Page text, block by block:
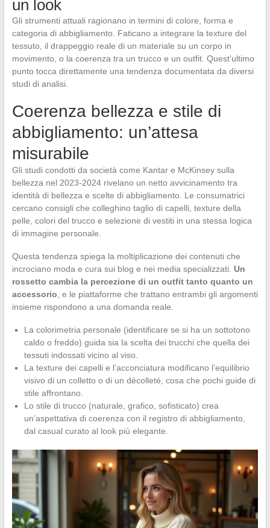
un look
Gli strumenti attuali ragionano in termini di colore, forma e
categoria di abbigliamento. Faticano a integrare la texture del
tessuto, il drappeggio reale di un materiale su un corpo in
movimento, o la coerenza tra un trucco e un outfit. Quest’ultimo
punto tocca direttamente una tendenza documentata da diversi
studi di analisi.
Coerenza bellezza e stile di
abbigliamento: un’attesa
misurabile
Gli studi condotti da società come Kantar e McKinsey sulla
bellezza nel 2023-2024 rivelano un netto avvicinamento tra
identità di bellezza e scelte di abbigliamento. Le consumatrici
cercano consigli che colleghino taglio di capelli, texture della
pelle, colori del trucco e selezione di vestiti in una stessa logica
di immagine personale.
Questa tendenza spiega la moltiplicazione dei contenuti che
incrociano moda e cura sui blog e nei media specializzati. Un
rossetto cambia la percezione di un outfit tanto quanto un
accessorio, e le piattaforme che trattano entrambi gli argomenti
insieme rispondono a una domanda reale.
La colorimetria personale (identificare se si ha un sottotono
caldo o freddo) guida sia la scelta dei trucchi che quella dei
tessuti indossati vicino al viso.
La texture dei capelli e l’acconciatura modificano l’equilibrio
visivo di un colletto o di un décolleté, cosa che pochi guide di
stile affrontano.
Lo stile di trucco (naturale, grafico, sofisticato) crea
un’aspettativa di coerenza con il registro di abbigliamento,
dal casual curato al look più elegante.